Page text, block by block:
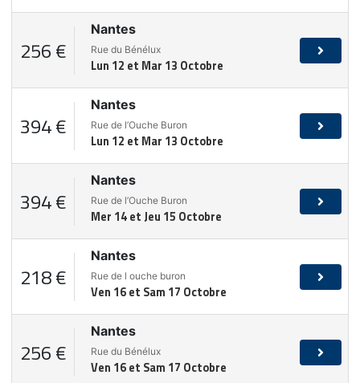
256 €
Nantes
Rue du Bénélux
Lun 12 et Mar 13 Octobre
394 €
Nantes
Rue de l’Ouche Buron
Lun 12 et Mar 13 Octobre
394 €
Nantes
Rue de l’Ouche Buron
Mer 14 et Jeu 15 Octobre
218 €
Nantes
Rue de l ouche buron
Ven 16 et Sam 17 Octobre
256 €
Nantes
Rue du Bénélux
Ven 16 et Sam 17 Octobre